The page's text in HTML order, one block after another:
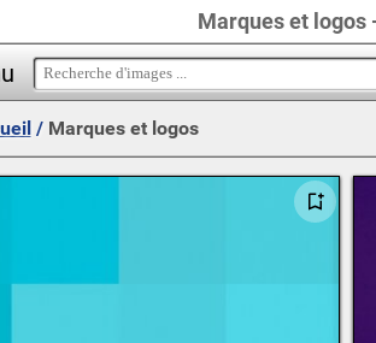
Marques et logos
/ Marques et logos